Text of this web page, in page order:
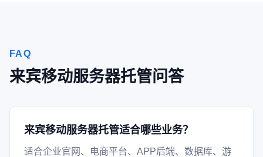
FAQ
来宾移动服务器托管问答
来宾移动服务器托管适合哪些业务？
适合企业官网、电商平台、APP后端、数据库、游